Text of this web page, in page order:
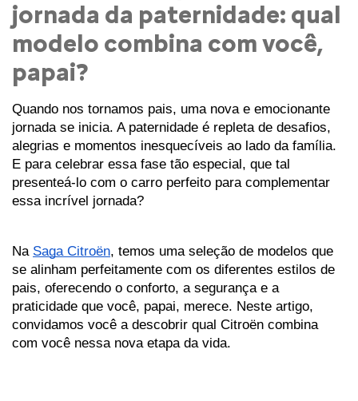
jornada da paternidade: qual
modelo combina com você,
papai?
Quando nos tornamos pais, uma nova e emocionante
jornada se inicia. A paternidade é repleta de desafios,
alegrias e momentos inesquecíveis ao lado da família.
E para celebrar essa fase tão especial, que tal
presenteá-lo com o carro perfeito para complementar
essa incrível jornada?
Na Saga Citroën, temos uma seleção de modelos que
se alinham perfeitamente com os diferentes estilos de
pais, oferecendo o conforto, a segurança e a
praticidade que você, papai, merece. Neste artigo,
convidamos você a descobrir qual Citroën combina
com você nessa nova etapa da vida.